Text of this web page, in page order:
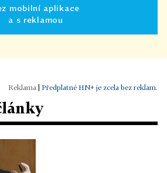
mobilní aplikace
a s reklamou
Předplatné HN+ je zcela bez reklam.